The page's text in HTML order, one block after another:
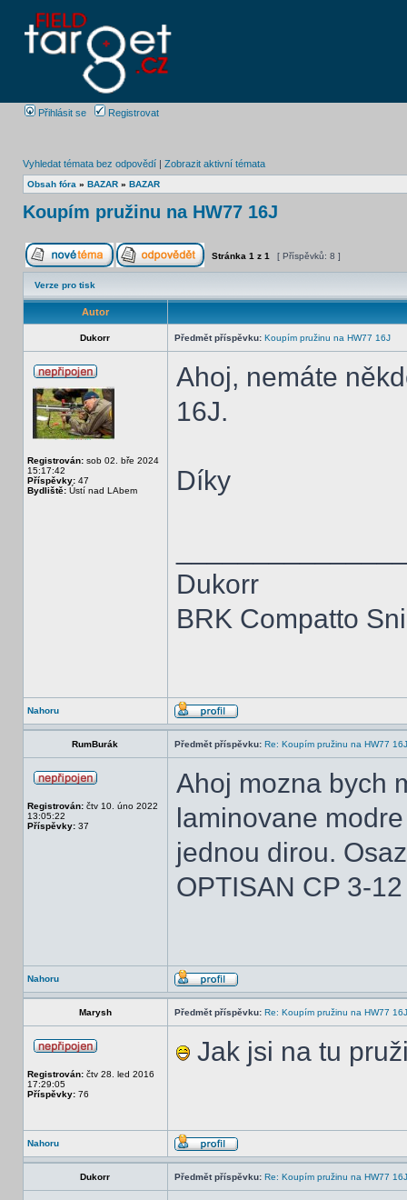
Přihlásit se Registrovat
Vyhledat témata bez odpovědí | Zobrazit aktivní témata
Obsah fóra » BAZAR » BAZAR
Koupím pružinu na HW77 16J
Stránka 1 z 1 [ Příspěvků: 8 ]
Verze pro tisk
Autor
Dukorr Předmět příspěvku: Koupím pružinu na HW77 16J
Registrován: sob 02. bře 2024
15:17:42
Příspěvky: 47
Bydliště: Ústí nad LAbem
Ahoj, nemáte
16J.
Díky
Dukorr
BRK Compatto
Nahoru
RumBurák Předmět příspěvku: Re: Koupím pružinu na HW77 16J
Registrován: čtv 10. úno 2022
13:05:22
Příspěvky: 37
Ahoj mozna bych
laminovane
jednou dirou.
OPTISAN CP 3-
Nahoru
Marysh Předmět příspěvku: Re: Koupím pružinu na HW77 16J
Registrován: čtv 28. led 2016
17:29:05
Příspěvky: 76
Jak jsi na tu
Nahoru
Dukorr Předmět příspěvku: Re: Koupím pružinu na HW77 16J